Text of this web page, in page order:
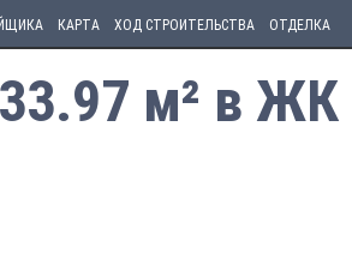
КАРТА ХОД СТРОИТЕЛЬСТВА ОТДЕЛКА
м² в